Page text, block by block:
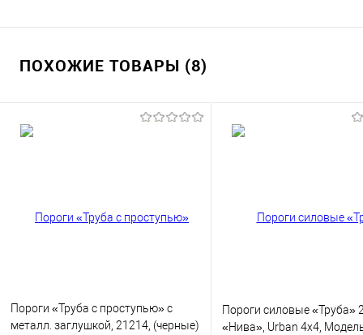
ПОХОЖИЕ ТОВАРЫ (8)
Пороги «Труба с проступью» с
металл. заглушкой, 21214, (черные)
Пороги силовые «Труба»
«Нива», Urban 4x4,